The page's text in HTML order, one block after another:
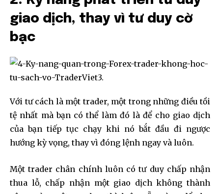
giao dịch, thay vì tư duy cờ
bạc
Với tư cách là một trader, một trong những điều tồi
tệ nhất mà bạn có thể làm đó là để cho giao dịch
của bạn tiếp tục chạy khi nó bắt đầu đi ngược
hướng kỳ vọng, thay vì đóng lệnh ngay và luôn.
Một trader chân chính luôn có tư duy chấp nhận
thua lỗ, chấp nhận một giao dịch không thành